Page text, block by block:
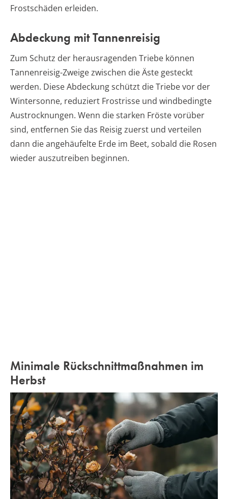
Frostschäden erleiden.
Abdeckung mit Tannenreisig
Zum Schutz der herausragenden Triebe können
Tannenreisig-Zweige zwischen die Äste gesteckt
werden. Diese Abdeckung schützt die Triebe vor der
Wintersonne, reduziert Frostrisse und windbedingte
Austrocknungen. Wenn die starken Fröste vorüber
sind, entfernen Sie das Reisig zuerst und verteilen
dann die angehäufelte Erde im Beet, sobald die Rosen
wieder auszutreiben beginnen.
Minimale Rückschnittmaßnahmen im
Herbst